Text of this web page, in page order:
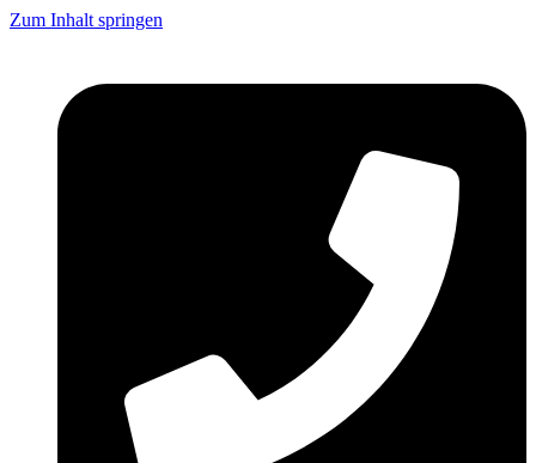
Zum Inhalt springen